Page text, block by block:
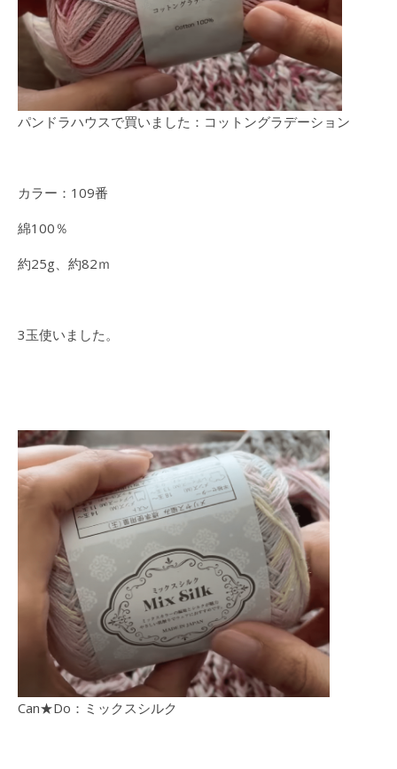
パンドラハウスで買いました：コットングラデーション
カラー：109番
綿100％
約25g、約82ｍ
3玉使いました。
Can★Do：ミックスシルク